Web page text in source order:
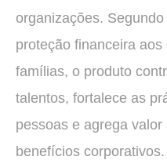
organizações.
proteção financeira
famílias, o produto
talentos, fortalece as
pessoas e agrega
benefícios corporativos.